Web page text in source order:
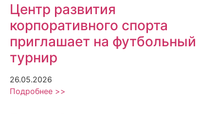
Центр развития
корпоративного спорта
приглашает на футбольный
турнир
26.05.2026
Подробнее >>